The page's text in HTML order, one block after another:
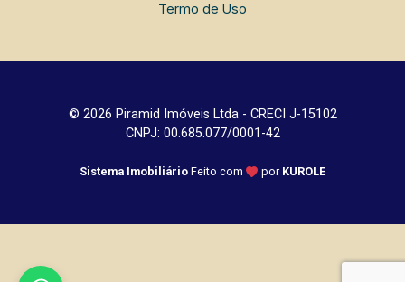
Termo de Uso
© 2026 Piramid Imóveis Ltda - CRECI J-15102
CNPJ: 00.685.077/0001-42
Sistema Imobiliário Feito com por KUROLE